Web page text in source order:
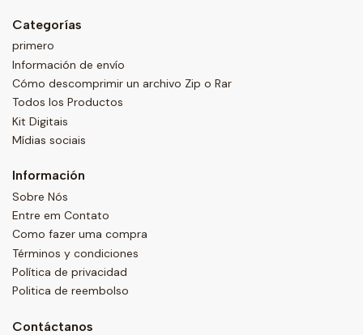
Categorías
primero
Información de envío
Cómo descomprimir un archivo Zip o Rar
Todos los Productos
Kit Digitais
Mídias sociais
Información
Sobre Nós
Entre em Contato
Como fazer uma compra
Términos y condiciones
Política de privacidad
Politica de reembolso
Contáctanos